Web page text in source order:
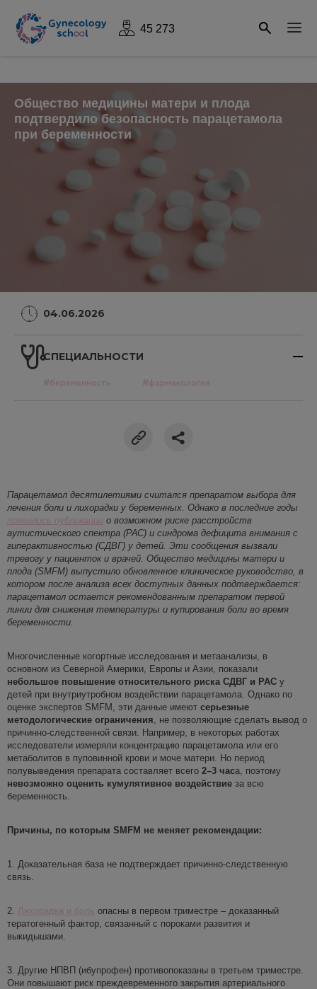
45 273
Общество медицины матери и плода
подтвердило безопасность парацетамола
при беременности
04.06.2026
СПЕЦИАЛЬНОСТИ
#беременность #фармакология
Парацетамол десятилетиями считался препаратом выбора для
лечения боли и лихорадки у беременных. Однако в последние годы
появились публикации о возможном риске расстройств
аутистического спектра (РАС) и синдрома дефицита внимания с
гиперактивностью (СДВГ) у детей. Эти сообщения вызвали
тревогу у пациенток и врачей. Общество медицины матери и
плода (SMFM) выпустило обновленное клиническое руководство, в
котором после анализа всех доступных данных подтверждается:
парацетамол остается рекомендованным препаратом первой
линии для снижения температуры и купирования боли во время
беременности.
Многочисленные когортные исследования и метаанализы, в
основном из Северной Америки, Европы и Азии, показали
небольшое повышение относительного риска СДВГ и РАС у
детей при внутриутробном воздействии парацетамола. Однако по
оценке экспертов SMFM, эти данные имеют серьезные
методологические ограничения , не позволяющие сделать вывод о
причинно-следственной связи. Например, в некоторых работах
исследователи измеряли концентрацию парацетамола или его
метаболитов в пуповинной крови и моче матери. Но период
полувыведения препарата составляет всего 2–3 часа, поэтому
невозможно оценить кумулятивное воздействие за всю
беременность.
Причины, по которым SMFM не меняет рекомендации:
1. Доказательная база не подтверждает причинно-следственную
связь.
2. Лихорадка и боль опасны в первом триместре – доказанный
тератогенный фактор, связанный с пороками развития и
выкидышами.
3. Другие НПВП (ибупрофен) противопоказаны в третьем триместре.
Они повышают риск преждевременного закрытия артериального